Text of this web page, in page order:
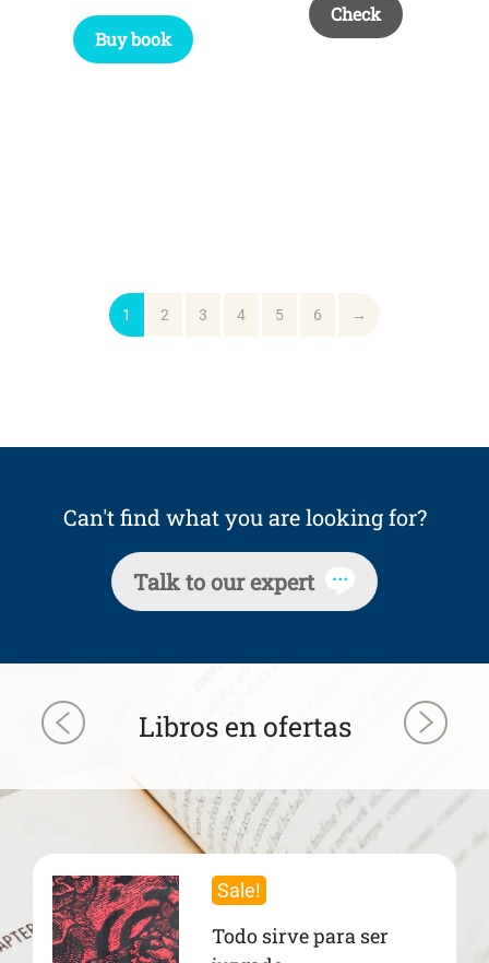
Buy book
Check
1 2 3 4 5 6 →
Can't find what you are looking for?
Talk to our expert
Libros en ofertas
Sale!
Todo sirve para ser